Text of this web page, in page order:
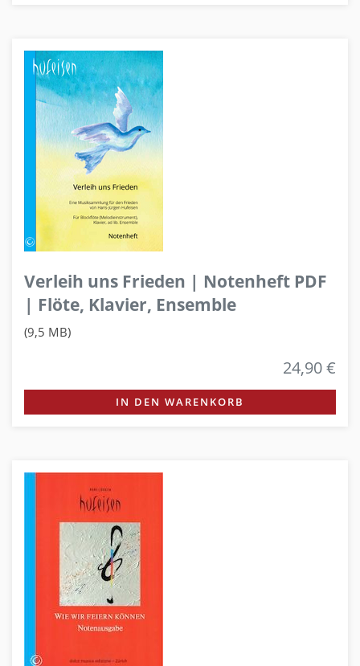
Verleih uns Frieden | Notenheft PDF
| Flöte, Klavier, Ensemble
(9,5 MB)
24,90 €
IN DEN WARENKORB